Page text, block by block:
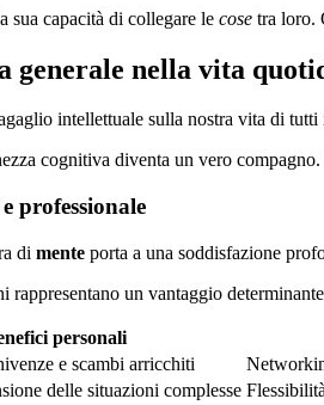
sua capacità di collegare le cose tra loro.
nella vita
intellettuale sulla nostra vita di
cognitiva diventa un vero
professionale
di mente porta a una soddisfazione
rappresentano un vantaggio
personali
e scambi arricchiti
delle situazioni complesse